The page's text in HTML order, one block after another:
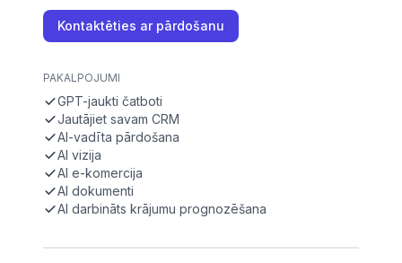
Kontaktēties ar pārdošanu
PAKALPOJUMI
GPT-jaukti čatboti
Jautājiet savam CRM
AI-vadīta pārdošana
AI vizija
AI e-komercija
AI dokumenti
AI darbināts krājumu prognozēšana